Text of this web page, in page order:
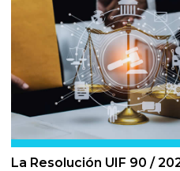
La Resolución UIF 90 /